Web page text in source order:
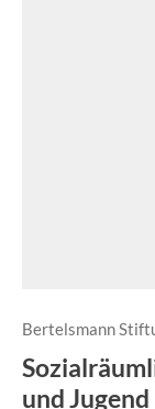
Bertelsmann
und Jugend